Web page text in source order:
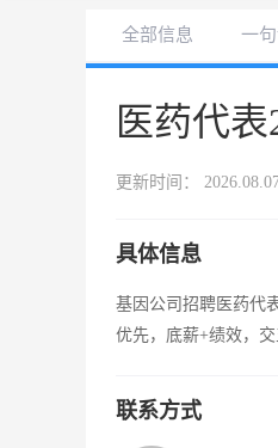
全部信息 一
医药代表
更新时间：
具体信息
基因公司招聘医药代
优先，底薪+绩效，交
联系方式